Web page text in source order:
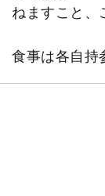
ねますこと、
食事は各自持